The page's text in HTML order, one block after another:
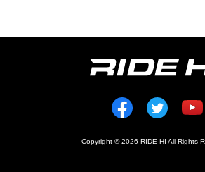
Copyright © 2026 RIDE HI All Rights